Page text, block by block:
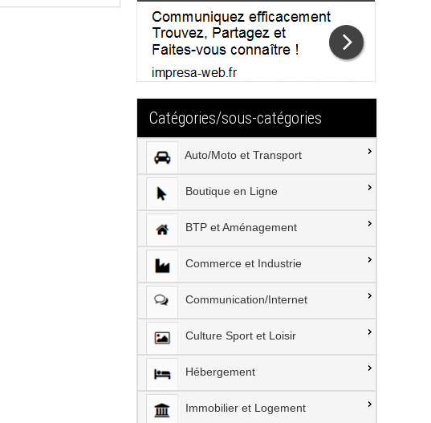
Catégories/sous-catégories
Auto/Moto et Transport
Boutique en Ligne
BTP et Aménagement
Commerce et Industrie
Communication/Internet
Culture Sport et Loisir
Hébergement
Immobilier et Logement